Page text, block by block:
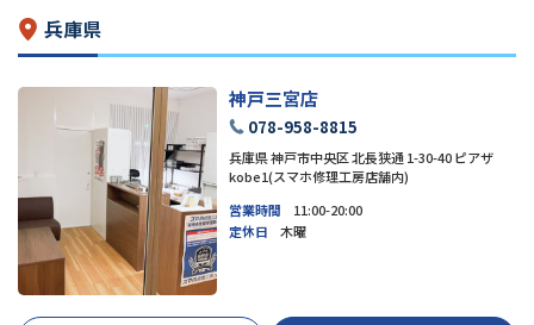
兵庫県
神戸三宮店
078-958-8815
兵庫県 神戸市中央区 北長狭通 1-30-40 ピアザ
kobe1(スマホ修理工房店舗内)
営業時間
11:00-20:00
定休日
木曜